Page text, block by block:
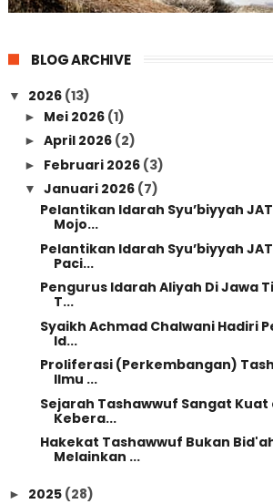
BLOG ARCHIVE
▼ 2026 (13)
► Mei 2026 (1)
► April 2026 (2)
► Februari 2026 (3)
▼ Januari 2026 (7)
Pelantikan Idarah Syu’biyyah
Mojo...
Pelantikan Idarah Syu’biyyah
Paci...
Pengurus Idarah Aliyah Di Jawa
T...
Syaikh Achmad Chalwani Hadiri
Id...
Proliferasi (Perkembangan)
Ilmu ...
Sejarah Tashawwuf Sangat
Kebera...
Hakekat Tashawwuf Bukan
Melainkan ...
► 2025 (28)